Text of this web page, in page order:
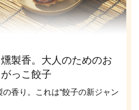
製香。大人のためのお
っこ餃子
香り。これは“餃子の新ジャン